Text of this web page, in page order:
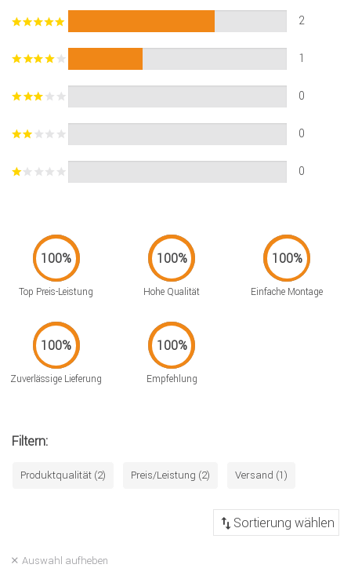
2
1
0
0
0
Top Preis-Leistung Hohe Qualität Einfache Montage
Zuverlässige Lieferung Empfehlung
Filtern:
Produktqualität (2) Preis/Leistung (2) Versand (1)
Auswahl aufheben